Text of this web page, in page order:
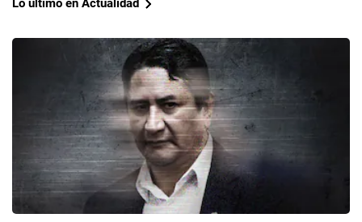
Lo último en Actualidad